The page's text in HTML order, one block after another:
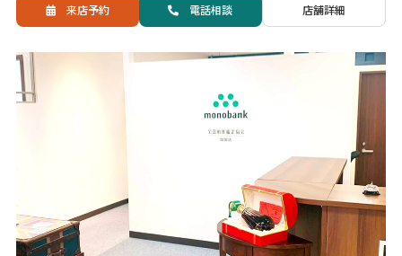
来店予約 電話相談 店舗詳細